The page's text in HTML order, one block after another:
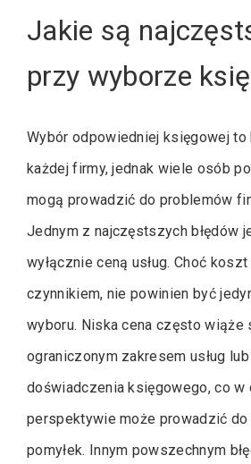
Jakie są
przy wyborze
Wybór odpowiedniej księgowej
każdej firmy, jednak wiele osób
mogą prowadzić do problemów
Jednym z najczęstszych błędów
wyłącznie ceną usług. Choć
czynnikiem, nie powinien być
wyboru. Niska cena często wiąże
ograniczonym zakresem usług
doświadczenia księgowego, co w
perspektywie może prowadzić
pomyłek. Innym powszechnym